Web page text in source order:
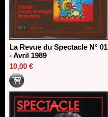
La Revue du Spectacle N° 01
- Avril 1989
10,00 €